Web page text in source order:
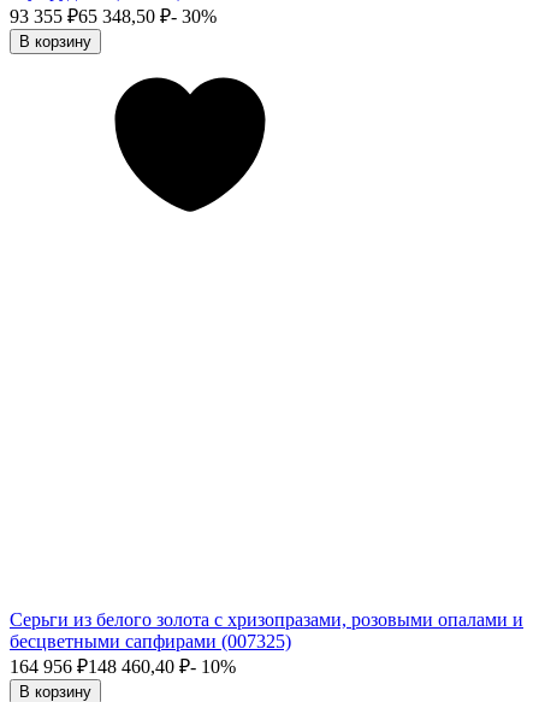
93 355 ₽65 348,50 ₽- 30%
В корзину
Cерьги из белого золота с хризопразами, розовыми опалами и
бесцветными сапфирами (007325)
164 956 ₽148 460,40 ₽- 10%
В корзину